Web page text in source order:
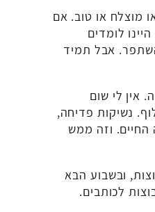
מוצלח או טוב. אם
לומדים
אבל תמיד
אין לי שום
נשיקות פדיחה,
החיים. וזה ממש
ובשבוע הבא
לכותבים.